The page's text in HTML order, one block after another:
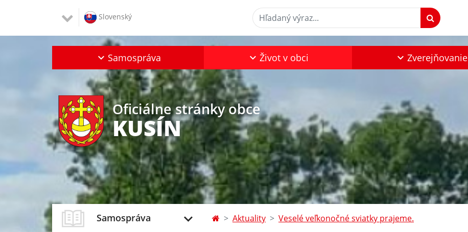
Slovenský Hľadaný výraz...
Samospráva Život v obci Zverejňovanie
Oficiálne stránky obce
KUSÍN
Samospráva Aktuality Veselé veľkonočné sviatky prajeme.